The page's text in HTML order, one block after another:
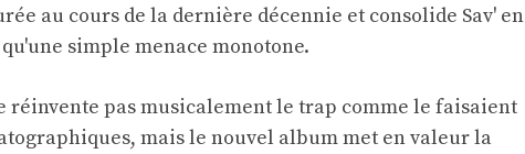
au cours de la dernière décennie et consolide Sav' en
simple menace monotone.
réinvente pas musicalement le trap comme le faisaient
mais le nouvel album met en valeur la